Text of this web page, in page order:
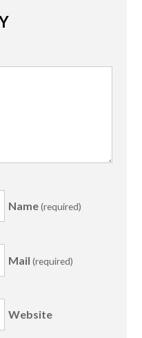
Name(required)
Mail (required)
Website